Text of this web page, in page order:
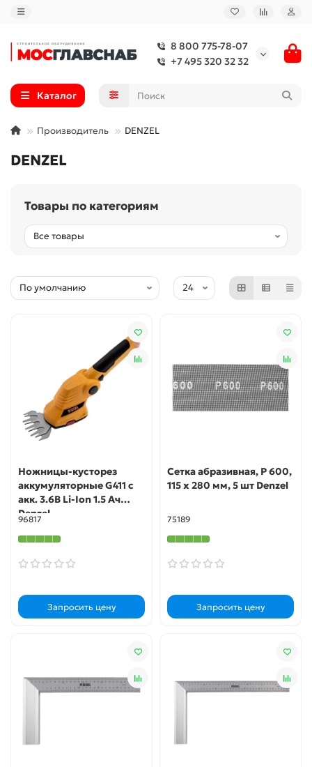
8 800 775-78-07
+7 495 320 32 32
Каталог
Производитель DENZEL
DENZEL
Товары по категориям
Ножницы-кусторез
аккумуляторные G411 с
акк. 3.6В Li-Ion 1.5 Ач
Denzel
96817
Запросить цену
Сетка абразивная, P 600,
115 х 280 мм, 5 шт Denzel
75189
Запросить цену